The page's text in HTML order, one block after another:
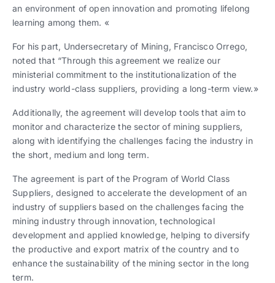
an environment of open innovation and promoting lifelong
learning among them. «
For his part, Undersecretary of Mining, Francisco Orrego,
noted that “Through this agreement we realize our
ministerial commitment to the institutionalization of the
industry world-class suppliers, providing a long-term view.»
Additionally, the agreement will develop tools that aim to
monitor and characterize the sector of mining suppliers,
along with identifying the challenges facing the industry in
the short, medium and long term.
The agreement is part of the Program of World Class
Suppliers, designed to accelerate the development of an
industry of suppliers based on the challenges facing the
mining industry through innovation, technological
development and applied knowledge, helping to diversify
the productive and export matrix of the country and to
enhance the sustainability of the mining sector in the long
term.